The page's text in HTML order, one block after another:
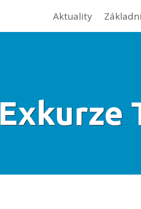
Aktuality
Exkurze